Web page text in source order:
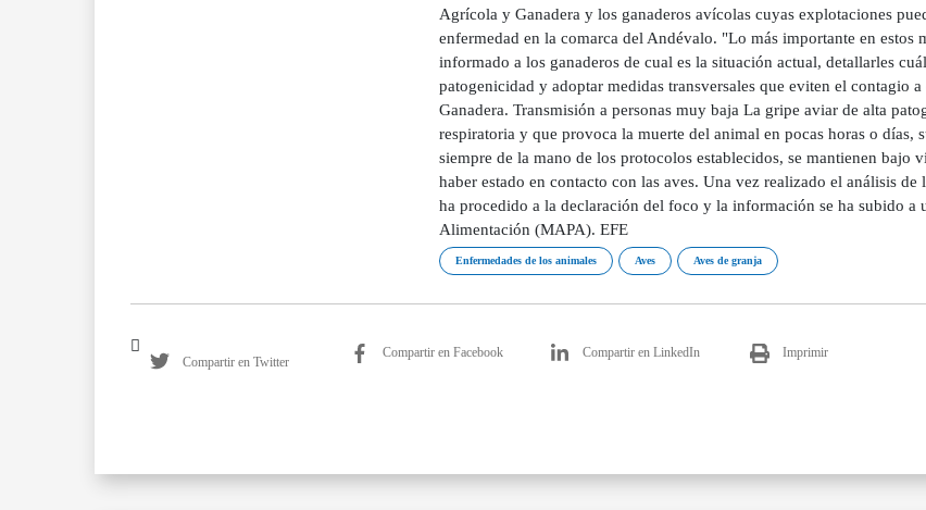
Agrícola y Ganadera y los ganaderos avícolas cuyas explotaciones
enfermedad en la comarca del Andévalo. "Lo más importante en
informado a los ganaderos de cual es la situación actual, detallarles
patogenicidad y adoptar medidas transversales que eviten el contagio
Ganadera. Transmisión a personas muy baja La gripe aviar de alta
respiratoria y que provoca la muerte del animal en pocas horas o días,
siempre de la mano de los protocolos establecidos, se mantienen bajo
haber estado en contacto con las aves. Una vez realizado el análisis
ha procedido a la declaración del foco y la información se ha subido
Alimentación (MAPA). EFE
Enfermedades de los animales Aves Aves de granja
Compartir en Twitter
Compartir en Facebook Compartir en LinkedIn Imprimir